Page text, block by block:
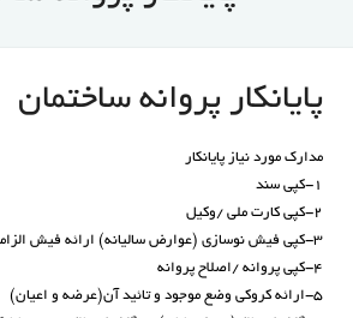
پایانکار پروانه ساختمان
مدارک مورد نیاز پایانکار
۱-کپی سند
۲-کپی کارت ملی /وکیل
۳-کپی فیش نوسازی (عوارض سالیانه) ارائه فیش الزامی است
۴-کپی پروانه /اصلاح پروانه
۵-ارائه کروکی وضع موجود و تائید آن(عرضه و اعیان)